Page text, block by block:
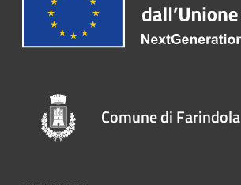
Comune di Farindola